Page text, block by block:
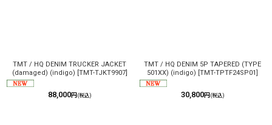
TMT / HQ DENIM TRUCKER JACKET
(damaged) (indigo) [TMT-TJKT9907]
88,000円 (税込)
TMT / HQ DENIM 5P TAPERED (TYPE
501XX) (indigo) [TMT-TPTF24SP01]
30,800円 (税込)